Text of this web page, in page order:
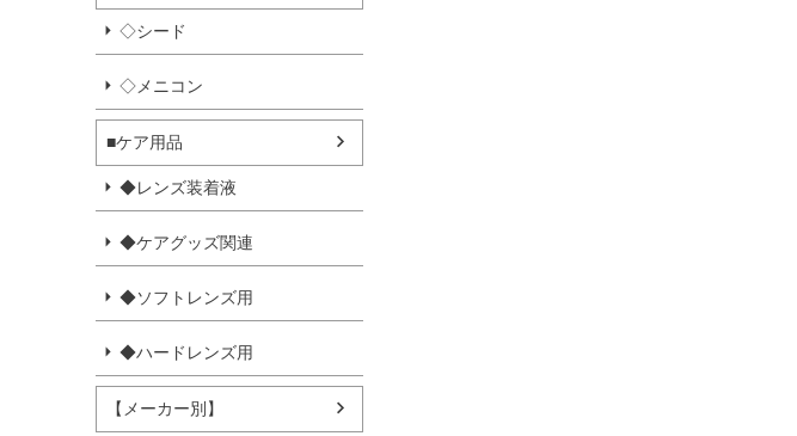
◇シード
◇メニコン
■ケア用品
◆レンズ装着液
◆ケアグッズ関連
◆ソフトレンズ用
◆ハードレンズ用
【メーカー別】